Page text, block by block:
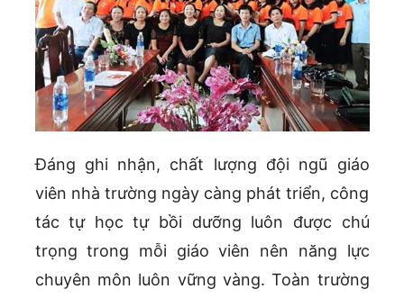
Đáng ghi nhận, chất lượng đội ngũ giáo
viên nhà trường ngày càng phát triển, công
tác tự học tự bồi dưỡng luôn được chú
trọng trong mỗi giáo viên nên năng lực
chuyên môn luôn vững vàng. Toàn trường